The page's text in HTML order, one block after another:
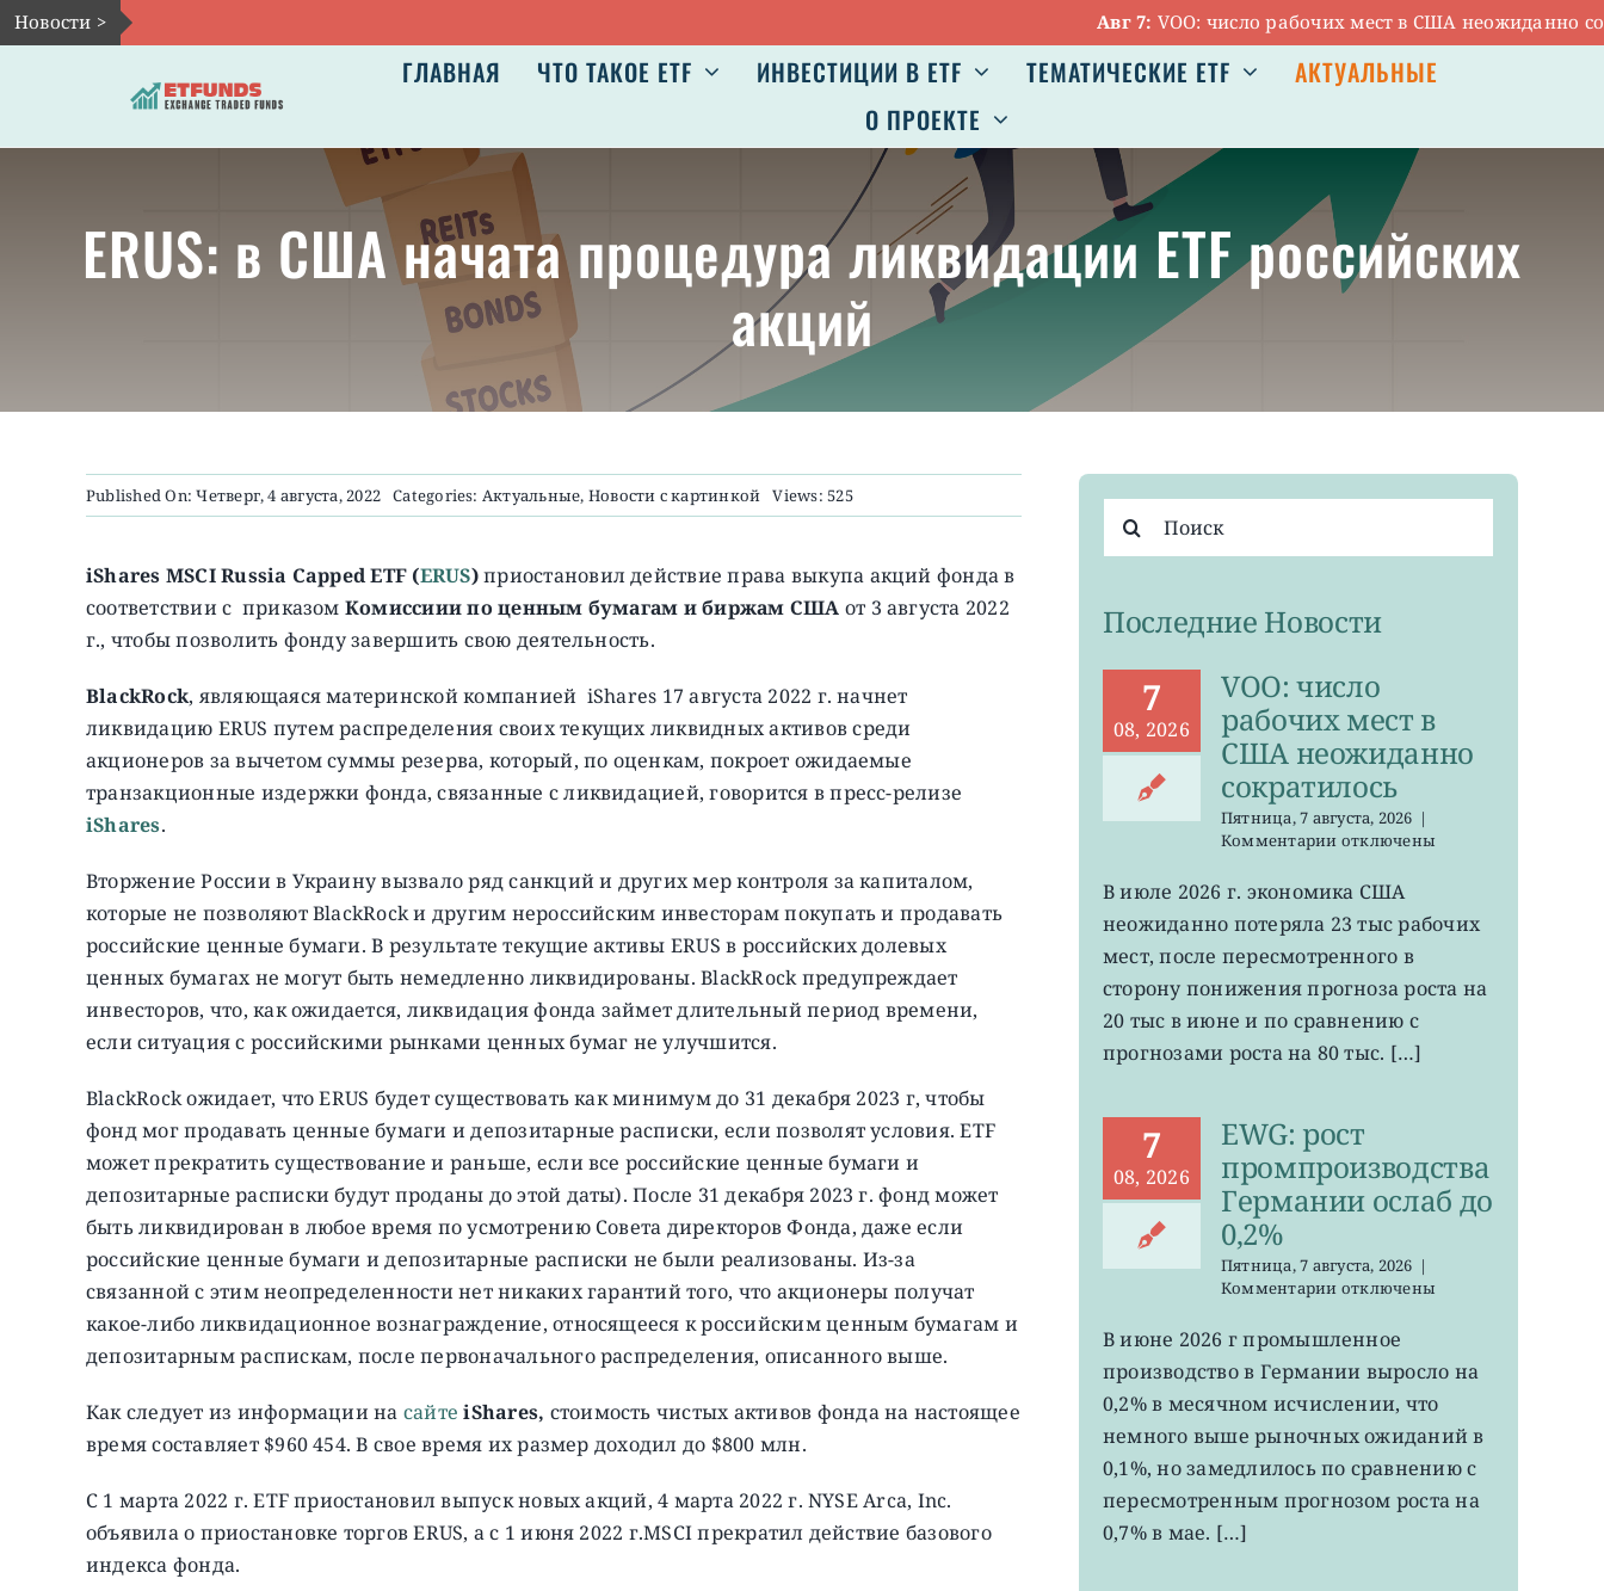
Skip
to
Новости > Авг 7:VOO: число рабочих мест в США неожиданно
ГЛАВНАЯ ЧТО ТАКОЕ ETF ИНВЕСТИЦИИ В ETF ТЕМАТИЧЕСКИЕ ETF
АКТУАЛЬНЫЕ
О ПРОЕКТЕ
ERUS: в США начата процедура ликвидации ETF российских
акций
Published On: Четверг, 4 августа, 2022 Categories: Актуальные, Новости с картинкой Views: 525
iShares MSCI Russia Capped ETF (ERUS)приостановил действие права выкупа акций фонда в
соответствии с приказом Комиссиии по ценным бумагам и биржам США от 3 августа 2022
г., чтобы позволить фонду завершить свою деятельность.
BlackRock, являющаяся материнской компанией iShares 17 августа 2022 г. начнет
ликвидацию ERUS путем распределения своих текущих ликвидных активов среди
акционеров за вычетом суммы резерва, который, по оценкам, покроет ожидаемые
транзакционные издержки фонда, связанные с ликвидацией, говорится в пресс-релизе
iShares.
Вторжение России в Украину вызвало ряд санкций и других мер контроля за капиталом,
которые не позволяют BlackRock и другим нероссийским инвесторам покупать и продавать
российские ценные бумаги. В результате текущие активы ERUS в российских долевых
ценных бумагах не могут быть немедленно ликвидированы. BlackRock предупреждает
инвесторов, что, как ожидается, ликвидация фонда займет длительный период времени,
если ситуация с российскими рынками ценных бумаг не улучшится.
BlackRock ожидает, что ERUS будет существовать как минимум до 31 декабря 2023 г, чтобы
фонд мог продавать ценные бумаги и депозитарные расписки, если позволят условия. ETF
может прекратить существование и раньше, если все российские ценные бумаги и
депозитарные расписки будут проданы до этой даты). После 31 декабря 2023 г. фонд может
быть ликвидирован в любое время по усмотрению Совета директоров Фонда, даже если
российские ценные бумаги и депозитарные расписки не были реализованы. Из-за
связанной с этим неопределенности нет никаких гарантий того, что акционеры получат
какое-либо ликвидационное вознаграждение, относящееся к российским ценным бумагам и
депозитарным распискам, после первоначального распределения, описанного выше.
Как следует из информации на сайтеiShares, стоимость чистых активов фонда на настоящее
время составляет $960 454. В свое время их размер доходил до $800 млн.
С 1 марта 2022 г. ETF приостановил выпуск новых акций, 4 марта 2022 г. NYSE Arca, Inc.
объявила о приостановке торгов ERUS, а с 1 июня 2022 г.MSCI прекратил действие базового
индекса фонда.
поиска:
Последние Новости
7
08, 2026
VOO: число
рабочих мест в
США неожиданно
сократилось
Пятница, 7 августа, 2026 |
Комментариик
VOO:
рабочих
мест
США
неожиданно
сократилось
отключены
В июле 2026 г. экономика США
неожиданно потеряла 23 тыс рабочих
мест, после пересмотренного в
сторону понижения прогноза роста на
20 тыс в июне и по сравнению с
прогнозами роста на 80 тыс. […]
7
08, 2026
EWG: рост
промпроизводства
Германии ослаб до
0,2%
Пятница, 7 августа, 2026 |
Комментариик
EWG:
рост
промпроизводства
Германии
до
0,2%
отключены
В июне 2026 г промышленное
производство в Германии выросло на
0,2% в месячном исчислении, что
немного выше рыночных ожиданий в
0,1%, но замедлилось по сравнению с
пересмотренным прогнозом роста на
0,7% в мае. […]